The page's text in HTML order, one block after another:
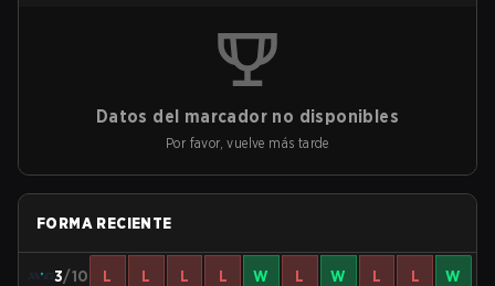
Datos del marcador no disponibles
Por favor, vuelve más tarde
FORMA RECIENTE
3/10 L L L L W L W L L W